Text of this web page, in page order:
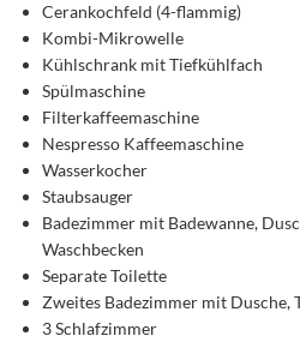
Cerankochfeld (4-flammig)
Kombi-Mikrowelle
Kühlschrank mit Tiefkühlfach
Spülmaschine
Filterkaffeemaschine
Nespresso Kaffeemaschine
Wasserkocher
Staubsauger
Badezimmer mit Badewanne,
Waschbecken
Separate Toilette
Zweites Badezimmer mit Dusche,
3 Schlafzimmer